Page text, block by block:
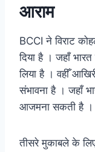
आराम
BCCI ने विराट
दिया है । जहाँ
लिया है । वहीँ
संभावना है । जहाँ
आजमना सकती है ।
तीसरे मुकाबले के